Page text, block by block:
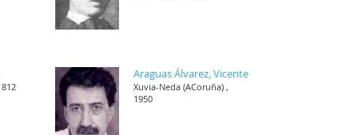
Araguas Álvarez, Vicente
Xuvia-Neda (ACoruña) ,
1950